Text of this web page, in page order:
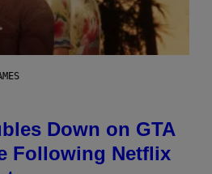
Down on GTA
Following Netflix